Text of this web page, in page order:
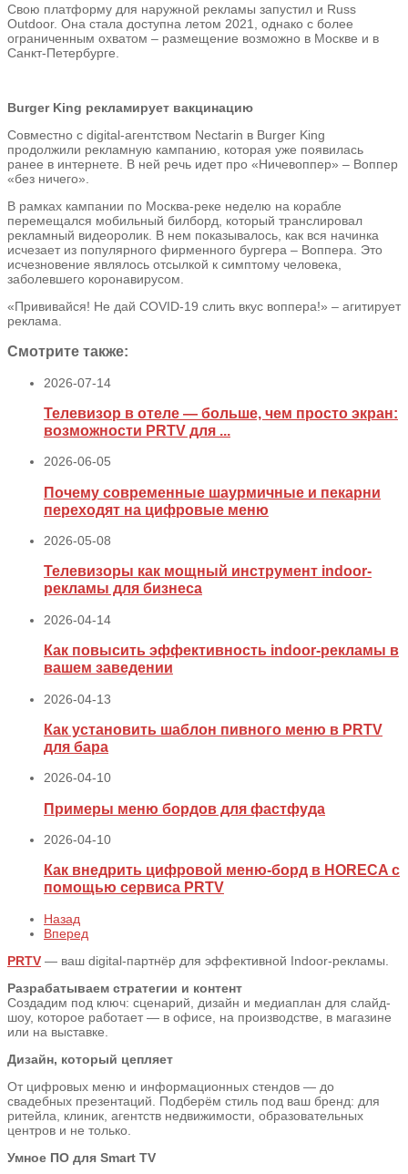
Свою платформу для наружной рекламы запустил и Russ
Outdoor. Она стала доступна летом 2021, однако с более
ограниченным охватом – размещение возможно в Москве и в
Санкт-Петербурге.
Burger King рекламирует вакцинацию
Совместно с digital-агентством Nectarin в Burger King
продолжили рекламную кампанию, которая уже появилась
ранее в интернете. В ней речь идет про «Ничевоппер» – Воппер
«без ничего».
В рамках кампании по Москва-реке неделю на корабле
перемещался мобильный билборд, который транслировал
рекламный видеоролик. В нем показывалось, как вся начинка
исчезает из популярного фирменного бургера – Воппера. Это
исчезновение являлось отсылкой к симптому человека,
заболевшего коронавирусом.
«Прививайся! Не дай COVID-19 слить вкус воппера!» – агитирует
реклама.
Смотрите также:
2026-07-14
Телевизор в отеле — больше, чем просто экран:
возможности PRTV для ...
2026-06-05
Почему современные шаурмичные и пекарни
переходят на цифровые меню
2026-05-08
Телевизоры как мощный инструмент indoor-
рекламы для бизнеса
2026-04-14
Как повысить эффективность indoor-рекламы в
вашем заведении
2026-04-13
Как установить шаблон пивного меню в PRTV
для бара
2026-04-10
Примеры меню бордов для фастфуда
2026-04-10
Как внедрить цифровой меню‑борд в HORECA с
помощью сервиса PRTV
Назад
Вперед
PRTV — ваш digital-партнёр для эффективной Indoor-рекламы.
Разрабатываем стратегии и контент
Создадим под ключ: сценарий, дизайн и медиаплан для слайд-
шоу, которое работает — в офисе, на производстве, в магазине
или на выставке.
Дизайн, который цепляет
От цифровых меню и информационных стендов — до
свадебных презентаций. Подберём стиль под ваш бренд: для
ритейла, клиник, агентств недвижимости, образовательных
центров и не только.
Умное ПО для Smart TV